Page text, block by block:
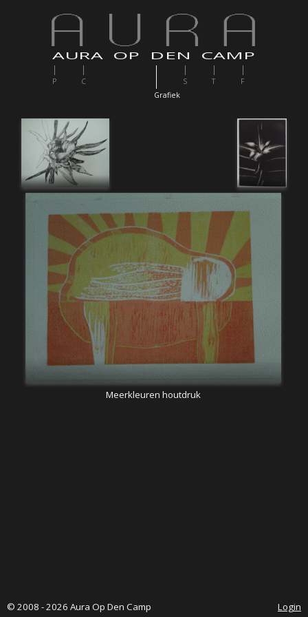
AURA OP DEN CAMP
P
C
Grafiek
S T F
Meerkleuren houtdruk
© 2008 - 2026 Aura Op Den Camp Login